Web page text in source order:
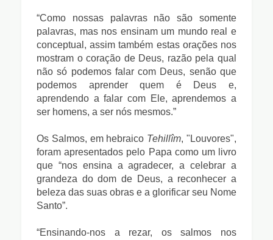
“Como nossas palavras não são somente
palavras, mas nos ensinam um mundo real e
conceptual, assim também estas orações nos
mostram o coração de Deus, razão pela qual
não só podemos falar com Deus, senão que
podemos aprender quem é Deus e,
aprendendo a falar com Ele, aprendemos a
ser homens, a ser nós mesmos.”
Os Salmos, em hebraico Tehillîm, "Louvores",
foram apresentados pelo Papa como um livro
que “nos ensina a agradecer, a celebrar a
grandeza do dom de Deus, a reconhecer a
beleza das suas obras e a glorificar seu Nome
Santo”.
“Ensinando-nos a rezar, os salmos nos